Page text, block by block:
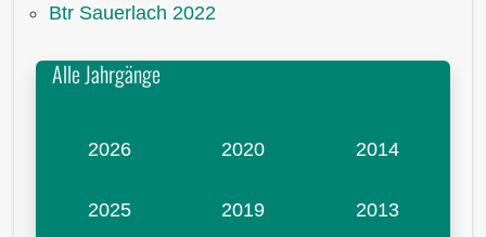
Btr Sauerlach 2022
Alle Jahrgänge
2026
2025
2020
2019
2014
2013